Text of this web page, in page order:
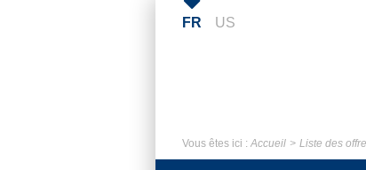
FR US
Vous êtes ici : Accueil Liste des